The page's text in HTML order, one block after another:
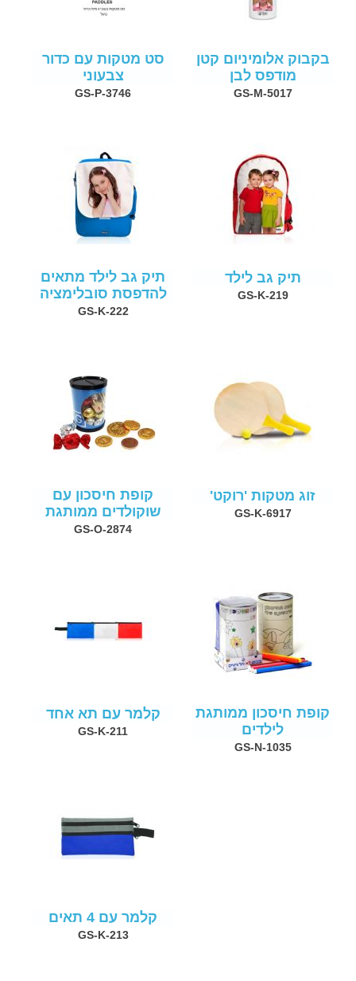
בקבוק אלומיניום קטן
מודפס לבן
GS-M-5017
סט מטקות עם כדור
צבעוני
GS-P-3746
תיק גב לילד
GS-K-219
תיק גב לילד מתאים
להדפסת סובלימציה
GS-K-222
זוג מטקות 'רוקט'
GS-K-6917
קופת חיסכון עם
שוקולדים ממותגת
GS-O-2874
קופת חיסכון ממותגת
לילדים
GS-N-1035
קלמר עם תא אחד
GS-K-211
קלמר עם 4 תאים
GS-K-213